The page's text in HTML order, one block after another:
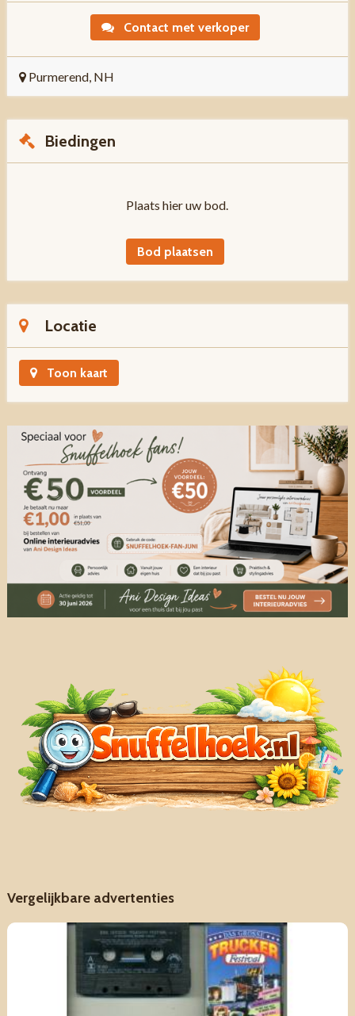
Contact met verkoper
Purmerend, NH
Biedingen
Plaats hier uw bod.
Bod plaatsen
Locatie
Toon kaart
Vergelijkbare advertenties